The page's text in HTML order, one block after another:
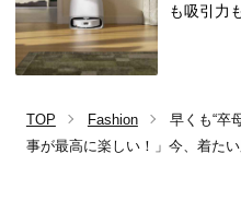
も吸引力
TOP Fashion
早くも“卒
事が最高に楽しい！」今、着たい